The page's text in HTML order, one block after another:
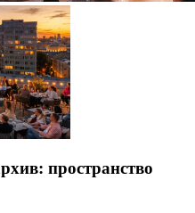
пространство